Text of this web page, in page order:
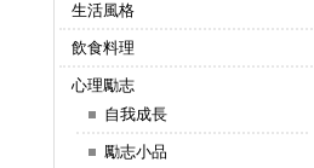
生活風格
飲食料理
心理勵志
自我成長
勵志小品